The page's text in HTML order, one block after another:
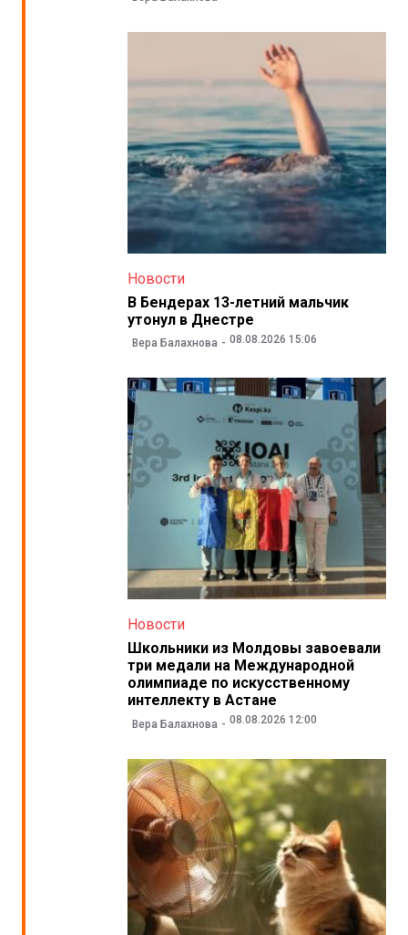
Новости
В Бендерах 13-летний мальчик
утонул в Днестре
Вера Балахнова 08.08.2026 15:06
Новости
Школьники из Молдовы завоевали
три медали на Международной
олимпиаде по искусственному
интеллекту в Астане
Вера Балахнова 08.08.2026 12:00